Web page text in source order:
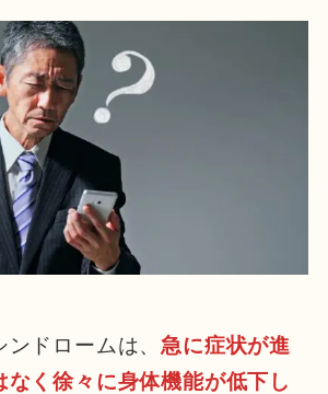
ンドロームは、急に症状が進
なく徐々に身体機能が低下し